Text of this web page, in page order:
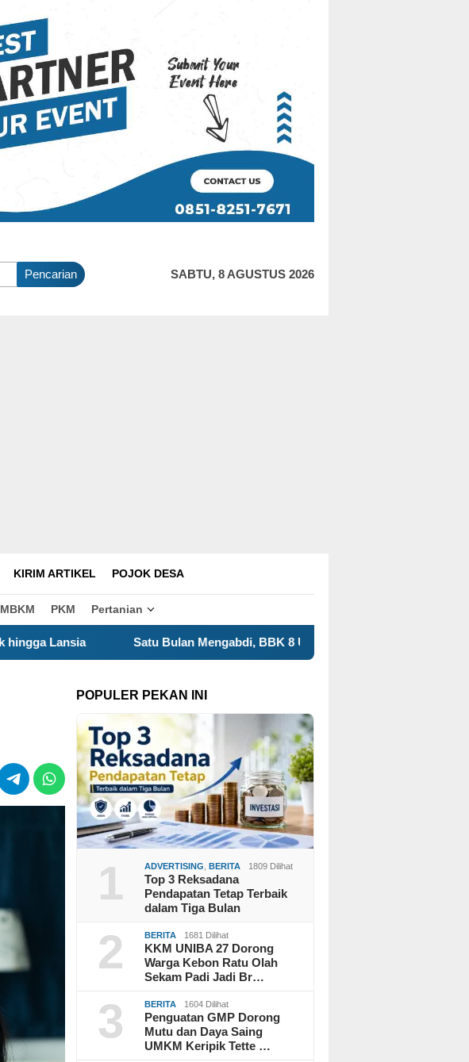
Pencarian SABTU, 8 AGUSTUS 2026
KIRIM ARTIKEL POJOK DESA
MBKM PKM Pertanian
Satu Bulan Mengabdi, BBK 8 UNAIR Tampilkan Capaian Program Kerja dalam
POPULER PEKAN INI
1 ADVERTISING ,BERITA 1809 Dilihat
Top 3 Reksadana
Pendapatan Tetap Terbaik
dalam Tiga Bulan
2 BERITA 1681 Dilihat
KKM UNIBA 27 Dorong
Warga Kebon Ratu Olah
Sekam Padi Jadi Br…
3 BERITA 1604 Dilihat
Penguatan GMP Dorong
Mutu dan Daya Saing
UMKM Keripik Tette …